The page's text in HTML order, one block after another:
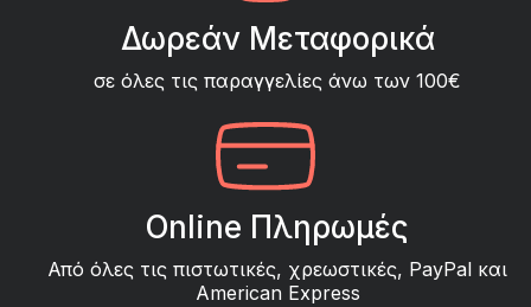
Δωρεάν Μεταφορικά
σε όλες τις παραγγελίες άνω των 100€
Online Πληρωμές
Από όλες τις πιστωτικές, χρεωστικές, PayPal και
American Express